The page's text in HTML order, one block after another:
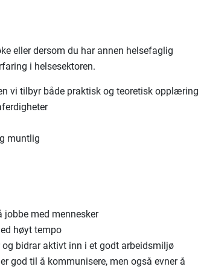
eller dersom du har annen helsefaglig
i helsesektoren.
vi tilbyr både praktisk og teoretisk opplæring
muntlig
jobbe med mennesker
høyt tempo
bidrar aktivt inn i et godt arbeidsmiljø
god til å kommunisere, men også evner å